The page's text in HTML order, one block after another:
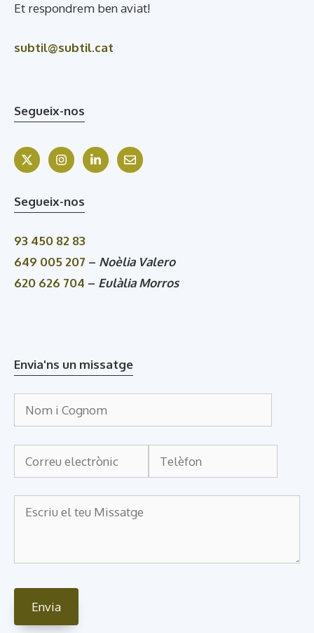
Et respondrem ben aviat!
subtil@subtil.cat
Segueix-nos
Segueix-nos
93 450 82 83
649 005 207 – Noèlia Valero
620 626 704 – Eulàlia Morros
Envia'ns un missatge